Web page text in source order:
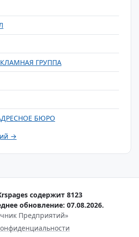
ГРУППА
БЮРО
→
содержит 8123
обновление: 07.08.2026.
Предприятий»